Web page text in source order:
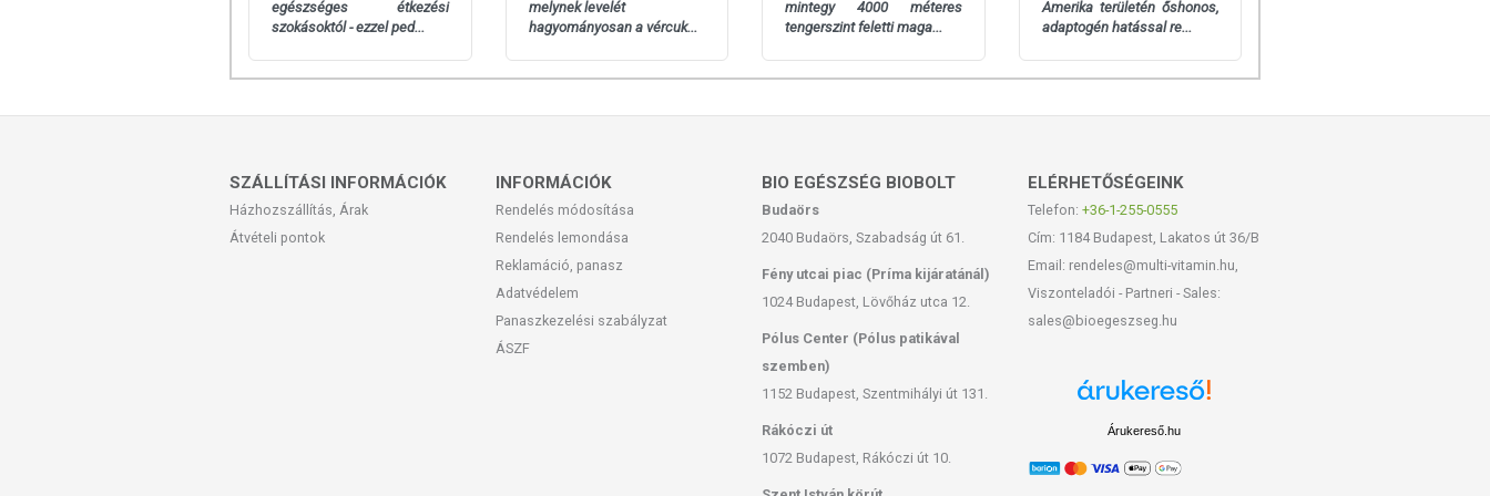
használatát beszélje meg kezelőorvosával. Az ajánlott napi fogyasztási mennyiséget ne lépje túl! Ne
tartandó!
egészséges étkezési
szokásoktól - ezzel ped...
melynek levelét
hagyományosan a vércuk...
mintegy 4000 méteres
tengerszint feletti maga...
Amerika területén őshonos,
adaptogén hatással re...
SZÁLLÍTÁSI INFORMÁCIÓK
Házhozszállítás, Árak
Átvételi pontok
INFORMÁCIÓK
Rendelés módosítása
Rendelés lemondása
Reklamáció, panasz
Adatvédelem
Panaszkezelési szabályzat
ÁSZF
BIO EGÉSZSÉG BIOBOLT
Budaörs
2040 Budaörs, Szabadság út 61.
Fény utcai piac (Príma kijáratánál)
1024 Budapest, Lövőház utca 12.
Pólus Center (Pólus patikával
szemben)
1152 Budapest, Szentmihályi út 131.
Rákóczi út
1072 Budapest, Rákóczi út 10.
ELÉRHETŐSÉGEINK
Telefon: +36-1-255-0555
Cím: 1184 Budapest, Lakatos út 36/B
Email: rendeles@multi-vitamin.hu,
Viszonteladói - Partneri - Sales:
sales@bioegeszseg.hu
Árukereső.hu